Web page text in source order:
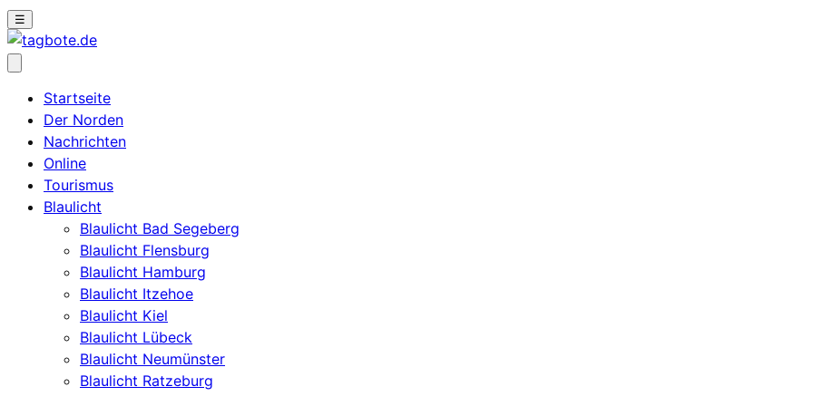
☰
Startseite
Der Norden
Nachrichten
Online
Tourismus
Blaulicht
Blaulicht Bad Segeberg
Blaulicht Flensburg
Blaulicht Hamburg
Blaulicht Itzehoe
Blaulicht Kiel
Blaulicht Lübeck
Blaulicht Neumünster
Blaulicht Ratzeburg